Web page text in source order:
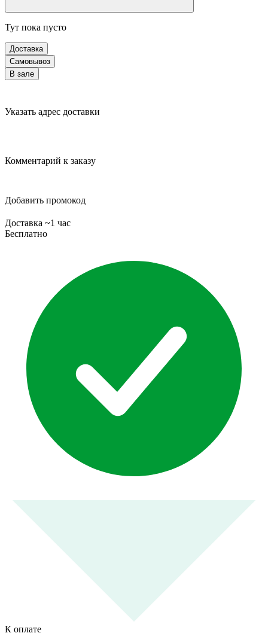
Тут пока пусто
Доставка
Самовывоз
В зале
Указать адрес доставки
Комментарий к заказу
Добавить промокод
Доставка ~1 час
Бесплатно
К оплате